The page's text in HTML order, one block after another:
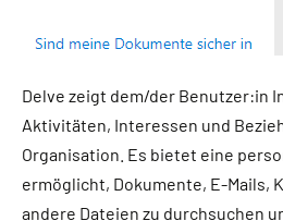
Delve zeigt dem/der Benutzer:in
Aktivitäten, Interessen und
Organisation. Es bietet eine
ermöglicht, Dokumente, E-Mails,
andere Dateien zu durchsuchen